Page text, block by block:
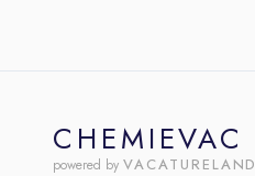
CHEMIEVAC
powered by VACATURELAND